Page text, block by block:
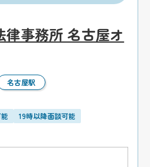
律事務所 名古屋オ
名古屋駅
19時以降面談可能